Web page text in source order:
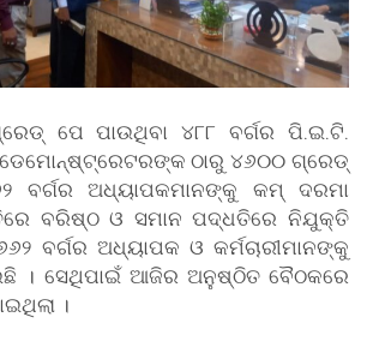
ପେ ପାଉଥିବା ୪୮୮ ବର୍ଗର ପି.ଇ.ଟି.
ଠାରୁ ୪୬୦୦ ଗ୍ରେଡ୍
ବର୍ଗର ଅଧ୍ୟାପକମାନଙ୍କୁ କମ୍ ଦରମା
ବରିଷ୍ଠ ଓ ସମାନ ପଦ୍ଧତିରେ ନିଯୁକ୍ତି
ବର୍ଗର ଅଧ୍ୟାପକ ଓ କର୍ମଚାରୀମାନଙ୍କୁ
। ସେଥିପାଇଁ ଆଜିର ଅନୁଷ୍ଠିତ ବୈଠକରେ
।